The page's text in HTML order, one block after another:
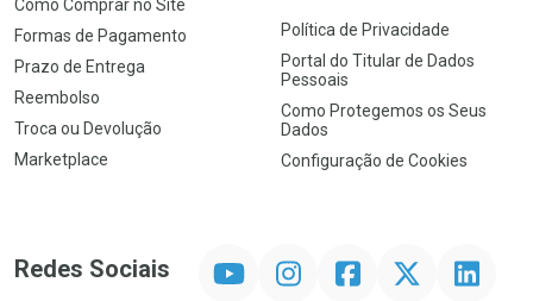
Como Comprar no Site
Formas de Pagamento
Prazo de Entrega
Reembolso
Troca ou Devolução
Marketplace
Política de Privacidade
Portal do Titular de Dados
Pessoais
Como Protegemos os Seus
Dados
Configuração de Cookies
Redes Sociais InstagramFacebookTwitter Linkedin